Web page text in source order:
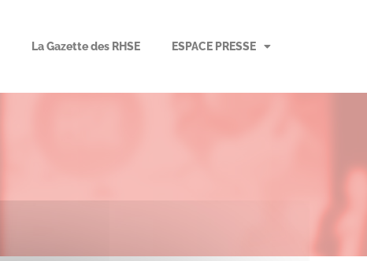
La Gazette des RHSE ESPACE PRESSE